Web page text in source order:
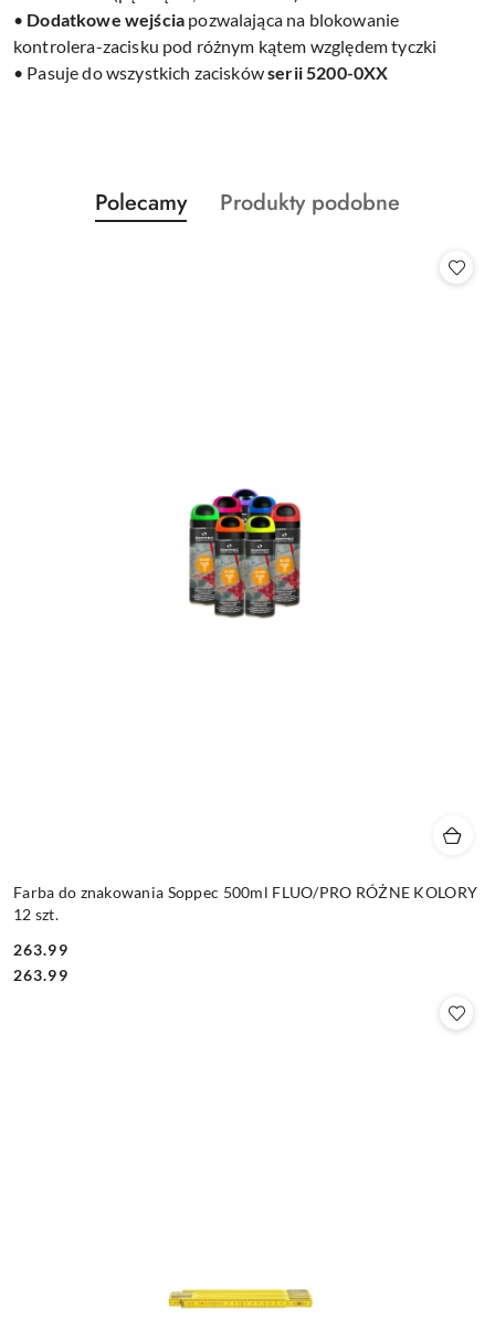
• Dodatkowe wejścia pozwalająca na blokowanie
kontrolera-zacisku pod różnym kątem względem tyczki
• Pasuje do wszystkich zaciskówserii 5200-0XX
Pomiń karuzelę produktów
Produkty
o
Polecamy
Produkty
Produkty podobne
Farba do znakowania Soppec 500ml FLUO/PRO RÓŻNE KOLORY
12 szt.
Cena:
263.99
Cena:
263.99